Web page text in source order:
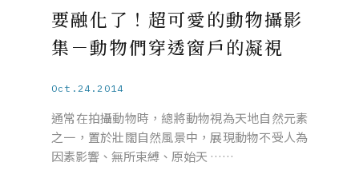
要融化了！超可愛的動物攝影
集－動物們穿透窗戶的凝視
Oct.24.2014
通常在拍攝動物時，總將動物視為天地自然元素
之一，置於壯闊自然風景中，展現動物不受人為
因素影響、無所束縛、原始天 ……